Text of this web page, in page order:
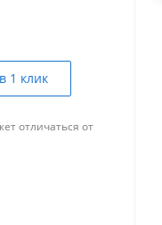
1 клик
отличаться от